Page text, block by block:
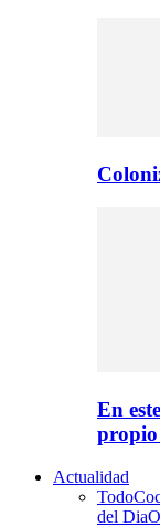
En
Actualidad
Todo
del Dia